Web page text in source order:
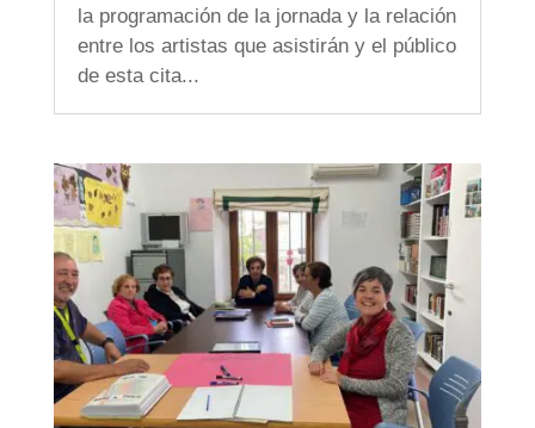
la programación de la jornada y la relación
entre los artistas que asistirán y el público
de esta cita...